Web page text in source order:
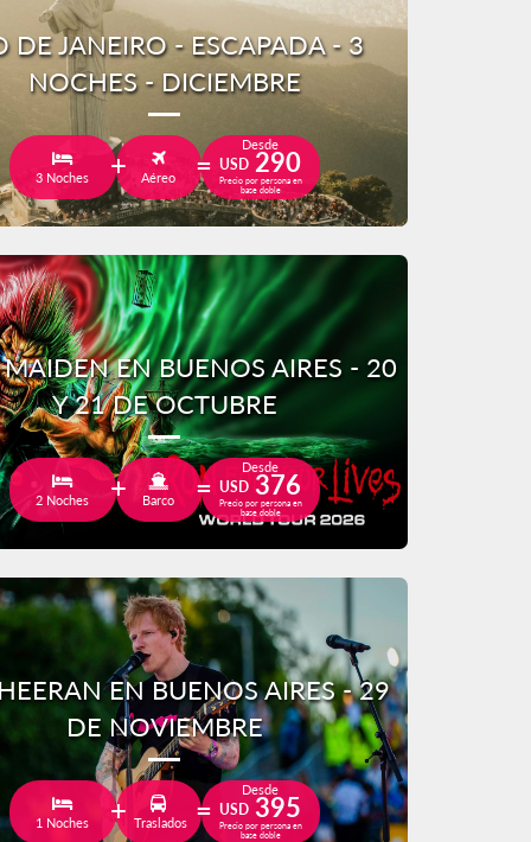
DE JANEIRO - ESCAPADA - 3
NOCHES - DICIEMBRE
3 Noches Aéreo
Desde
USD 290
Precio por persona en
base doble
EN BUENOS AIRES - 20
Y 21 DE OCTUBRE
2 Noches Barco
Desde
USD 376
Precio por persona en
base doble
EN BUENOS AIRES - 29
DE NOVIEMBRE
1 Noches Traslados
Desde
USD 395
Precio por persona en
base doble